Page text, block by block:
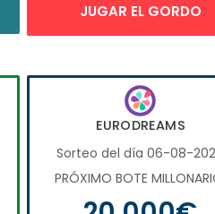
JUGAR EL GORDO
EURODREAMS
Sorteo del día 06-08-
PRÓXIMO BOTE